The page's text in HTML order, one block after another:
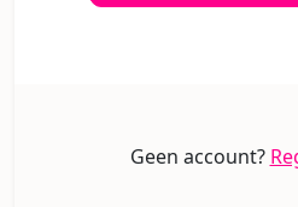
Geen account?